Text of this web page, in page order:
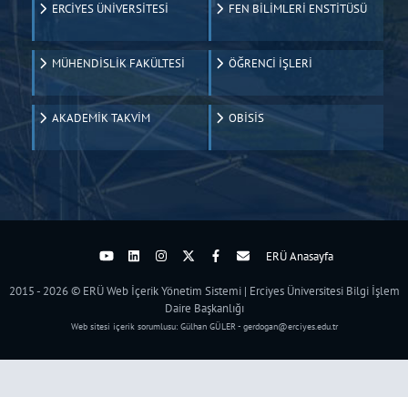
ERCİYES ÜNİVERSİTESİ FEN BİLİMLERİ ENSTİTÜSÜ
MÜHENDİSLİK FAKÜLTESİ ÖĞRENCİ İŞLERİ
AKADEMİK TAKVİM OBİSİS
ERÜ Anasayfa
2015 - 2026 © ERÜ Web İçerik Yönetim Sistemi | Erciyes Üniversitesi Bilgi İşlem
Daire Başkanlığı
Web sitesi içerik sorumlusu: Gülhan GÜLER - gerdogan@erciyes.edu.tr